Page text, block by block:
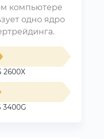
компьютере
одно ядро
2600X
3400G